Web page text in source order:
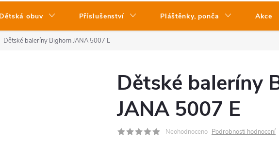
Dětská obuv Příslušenství Pláštěnky, ponča Akce
Dětské baleríny Bighorn JANA 5007 E
Dětské baleríny
JANA 5007 E
Neohodnoceno Podrobnosti hodnocení